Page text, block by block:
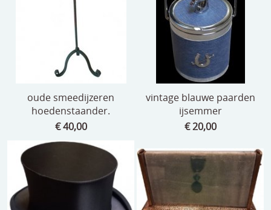
oude smeedijzeren
hoedenstaander.
€ 40,00
vintage blauwe paarden
ijsemmer
€ 20,00